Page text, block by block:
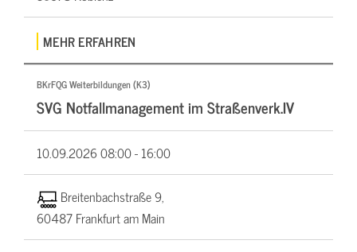
MEHR ERFAHREN
BKrFQG Weiterbildungen (K3)
SVG Notfallmanagement im Straßenverk.IV
10.09.202608:00 - 16:00
Breitenbachstraße 9,
60487 Frankfurt am Main